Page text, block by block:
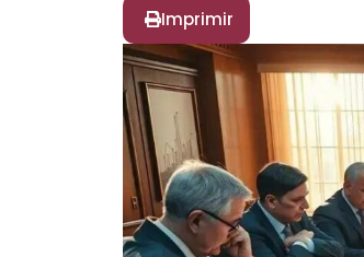
Imprimir